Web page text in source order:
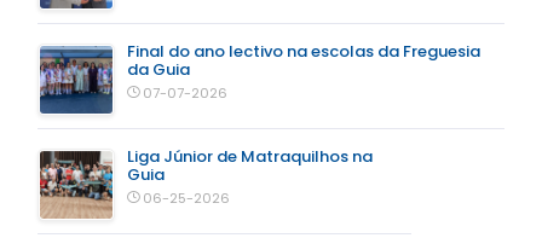
Final do ano lectivo na escolas da Freguesia
da Guia
07-07-2026
Liga Júnior de Matraquilhos na
Guia
06-25-2026